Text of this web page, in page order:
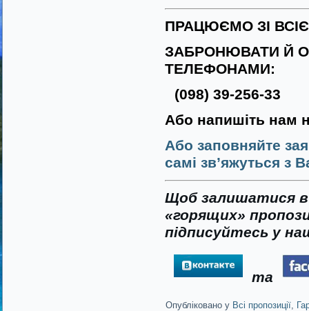
ПРАЦЮЄМО ЗІ
ЗАБРОНЮВАТИ Й
ТЕЛЕФОНАМИ:
(098) 39-256-33
Або напишіть нам
Або заповняйте
самі зв’яжуться з
Щоб залишатися в
«горящих»
підписуйтесь у
та
Опубліковано у Всі пропозиції,